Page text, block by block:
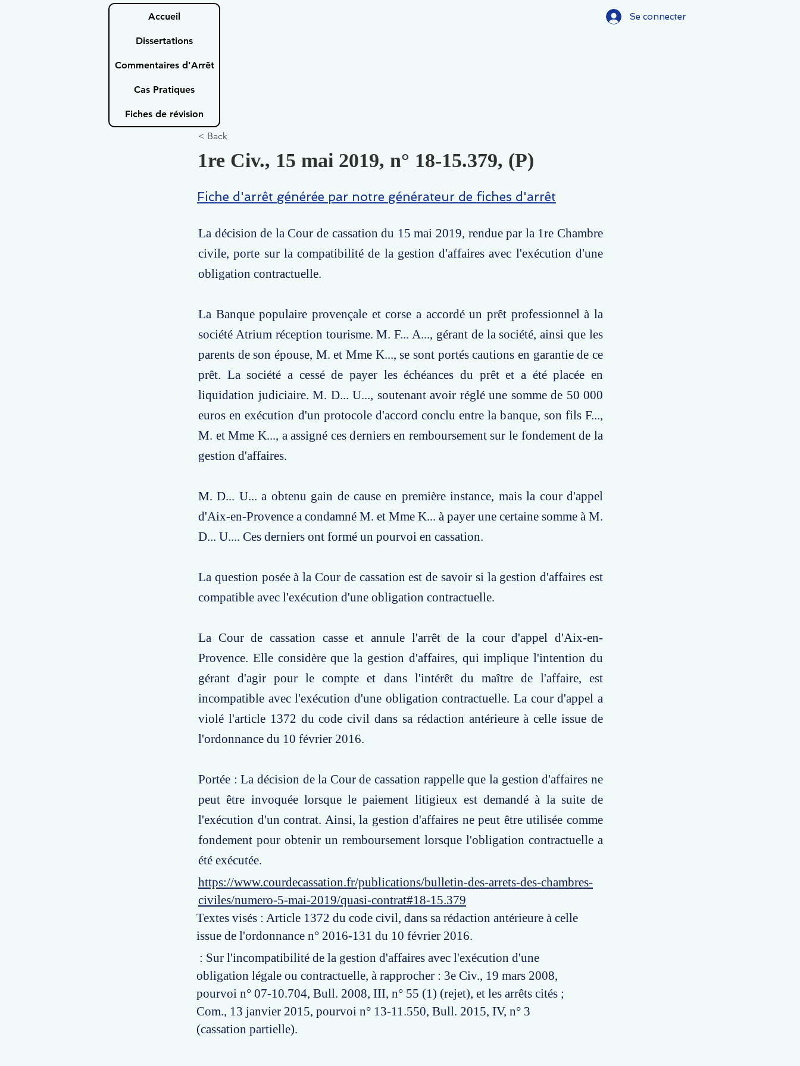
Accueil
Dissertations
Commentaires d'Arrêt
Cas Pratiques
Fiches de révision
Se connecter
< Back
1re Civ., 15 mai 2019, n° 18-15.379, (P)
Fiche d'arrêt générée par notre générateur de fiches d'arrêt
La décision de la Cour de cassation du 15 mai 2019, rendue par la 1re Chambre
civile, porte sur la compatibilité de la gestion d'affaires avec l'exécution d'une
obligation contractuelle.
La Banque populaire provençale et corse a accordé un prêt professionnel à la
société Atrium réception tourisme. M. F... A..., gérant de la société, ainsi que les
parents de son épouse, M. et Mme K..., se sont portés cautions en garantie de ce
prêt. La société a cessé de payer les échéances du prêt et a été placée en
liquidation judiciaire. M. D... U..., soutenant avoir réglé une somme de 50 000
euros en exécution d'un protocole d'accord conclu entre la banque, son fils F...,
M. et Mme K..., a assigné ces derniers en remboursement sur le fondement de la
gestion d'affaires.
M. D... U... a obtenu gain de cause en première instance, mais la cour d'appel
d'Aix-en-Provence a condamné M. et Mme K... à payer une certaine somme à M.
D... U.... Ces derniers ont formé un pourvoi en cassation.
La question posée à la Cour de cassation est de savoir si la gestion d'affaires est
compatible avec l'exécution d'une obligation contractuelle.
La Cour de cassation casse et annule l'arrêt de la cour d'appel d'Aix-en-
Provence. Elle considère que la gestion d'affaires, qui implique l'intention du
gérant d'agir pour le compte et dans l'intérêt du maître de l'affaire, est
incompatible avec l'exécution d'une obligation contractuelle. La cour d'appel a
violé l'article 1372 du code civil dans sa rédaction antérieure à celle issue de
l'ordonnance du 10 février 2016.
Portée : La décision de la Cour de cassation rappelle que la gestion d'affaires ne
peut être invoquée lorsque le paiement litigieux est demandé à la suite de
l'exécution d'un contrat. Ainsi, la gestion d'affaires ne peut être utilisée comme
fondement pour obtenir un remboursement lorsque l'obligation contractuelle a
été exécutée.
https://www.courdecassation.fr/publications/bulletin-des-arrets-des-chambres-
civiles/numero-5-mai-2019/quasi-contrat#18-15.379
Textes visés : Article 1372 du code civil, dans sa rédaction antérieure à celle
issue de l'ordonnance n° 2016-131 du 10 février 2016.
: Sur l'incompatibilité de la gestion d'affaires avec l'exécution d'une
obligation légale ou contractuelle, à rapprocher : 3e Civ., 19 mars 2008,
pourvoi n° 07-10.704, Bull. 2008, III, n° 55 (1) (rejet), et les arrêts cités ;
Com., 13 janvier 2015, pourvoi n° 13-11.550, Bull. 2015, IV, n° 3
(cassation partielle).